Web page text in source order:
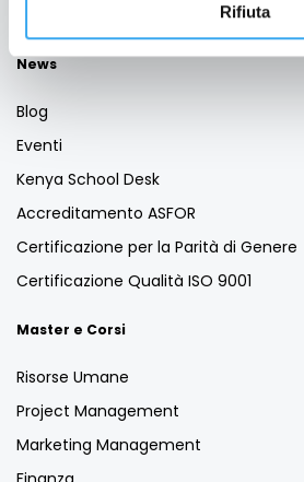
Rifiuta
News
Blog
Eventi
Kenya School Desk
Accreditamento ASFOR
Certificazione per la Parità di Genere
Certificazione Qualità ISO 9001
Master e Corsi
Risorse Umane
Project Management
Marketing Management